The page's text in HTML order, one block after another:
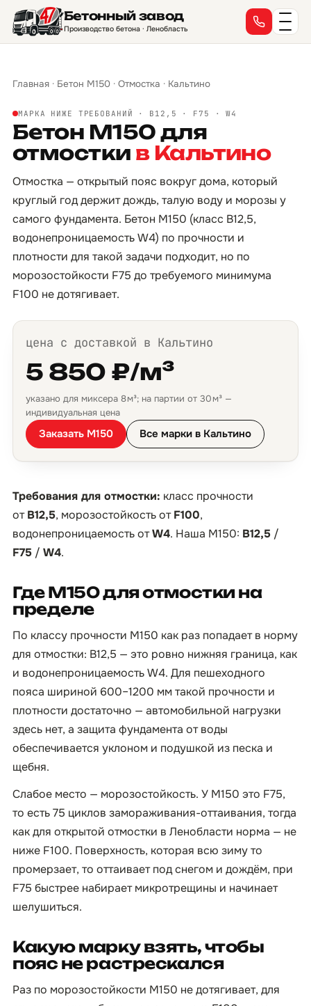
Бетонный завод
Производство бетона · Ленобласть
Главная · Бетон М150 · Отмостка · Кальтино
МАРКА НИЖЕ ТРЕБОВАНИЙ · B12,5 · F75 · W4
Бетон М150 для
отмостки в Кальтино
Отмостка — открытый пояс вокруг дома, который
круглый год держит дождь, талую воду и морозы у
самого фундамента. Бетон М150 (класс B12,5,
водонепроницаемость W4) по прочности и
плотности для такой задачи подходит, но по
морозостойкости F75 до требуемого минимума
F100 не дотягивает.
цена с доставкой в Кальтино
5 850 ₽/м³
указано для миксера 8 м³; на партии от 30 м³ —
индивидуальная цена
Заказать М150 Все марки в Кальтино
Требования для отмостки: класс прочности
отB12,5, морозостойкость отF100,
водонепроницаемость отW4. Наша М150: B12,5 /
F75 / W4.
Где М150 для отмостки на
пределе
По классу прочности М150 как раз попадает в норму
для отмостки: B12,5 — это ровно нижняя граница, как
и водонепроницаемость W4. Для пешеходного
пояса шириной 600–1200 мм такой прочности и
плотности достаточно — автомобильной нагрузки
здесь нет, а защита фундамента от воды
обеспечивается уклоном и подушкой из песка и
щебня.
Слабое место — морозостойкость. У М150 это F75,
то есть 75 циклов замораживания-оттаивания, тогда
как для открытой отмостки в Ленобласти норма — не
ниже F100. Поверхность, которая всю зиму то
промерзает, то оттаивает под снегом и дождём, при
F75 быстрее набирает микротрещины и начинает
шелушиться.
Какую марку взять, чтобы
пояс не растрескался
Раз по морозостойкости М150 не дотягивает, для